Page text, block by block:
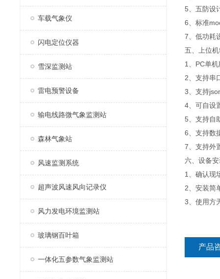
车载气象仪
闪电定位仪器
雪深监测站
雷电预警设备
输电线路微气象监测站
森林气象站
风速监测系统
超声波风速风向记录仪
风力发电环境监测站
玻璃钢百叶箱
一体化五参数气象监测站
5、五防设
6、标准
7、低功耗
五、上位
1、PC单
2、支持串
3、支持
4、可自设
5、支持自
6、支持数
7、支持外
六、设备
1、确认现
2、安装简
3、使用方
产品